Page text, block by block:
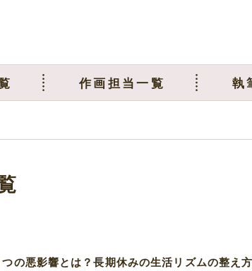
作画担当一覧 執
の悪影響とは？長期休みの生活リズムの整え